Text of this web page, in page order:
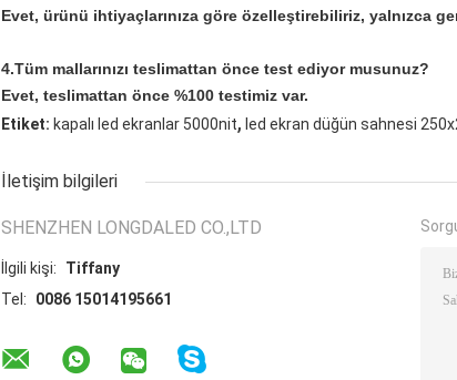
Evet, ürünü ihtiyaçlarınıza göre özelleştirebiliriz, yalnızca
4.Tüm mallarınızı teslimattan önce test ediyor musunuz?
Evet, teslimattan önce %100 testimiz var.
Etiket: kapalı led ekranlar 5000nit, led ekran düğün sahnesi
İletişim bilgileri
SHENZHEN LONGDALED CO.,LTD
İlgili kişi:
Tiffany
Tel:
0086 15014195661